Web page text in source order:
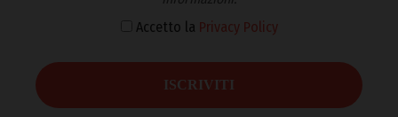
Accetto la Privacy Policy